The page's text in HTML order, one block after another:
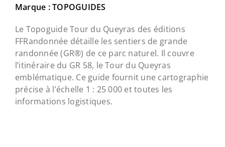
Marque : TOPOGUIDES
Le Topoguide Tour du Queyras des éditions
FFRandonnée détaille les sentiers de grande
randonnée (GR®) de ce parc naturel. Il couvre
l’itinéraire du GR 58, le Tour du Queyras
emblématique. Ce guide fournit une cartographie
précise à l’échelle 1 : 25 000 et toutes les
informations logistiques.